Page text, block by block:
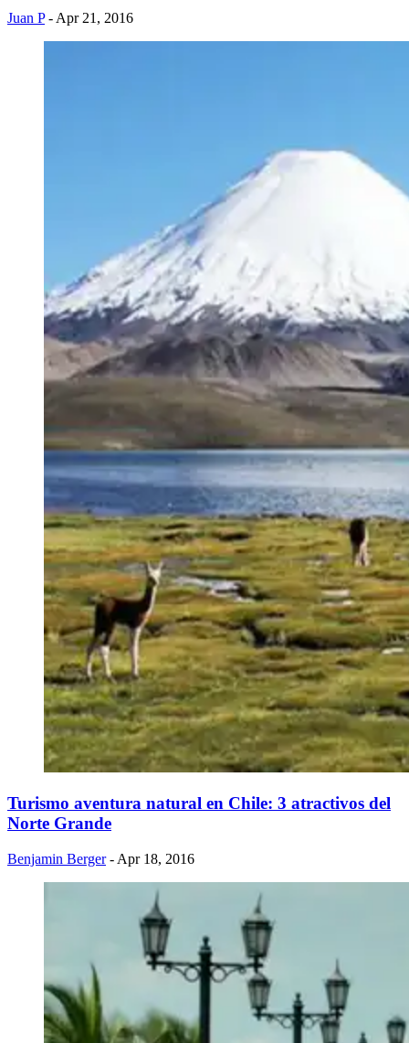
Juan P - Apr 21, 2016
Turismo aventura natural en Chile: 3 atractivos del
Norte Grande
Benjamin Berger - Apr 18, 2016